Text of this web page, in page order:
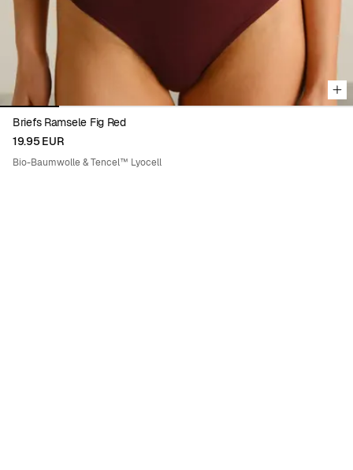
Briefs Ramsele Fig Red
19.95 EUR
Bio-Baumwolle & Tencel™ Lyocell